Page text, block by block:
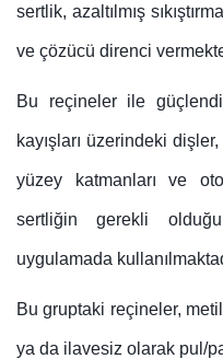
sertlik, azaltılmış
ve çözücü direnci
Bu reçineler ile
kayışları üzerindeki dişler,
yüzey katmanları ve
sertliğin gerekli
uygulamada
Bu gruptaki reçineler,
ya da ilavesiz olarak pul/